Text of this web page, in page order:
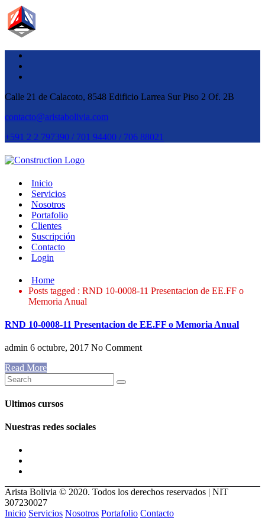
Calle 21 de Calacoto, 8548 Edificio Larrea Sur Piso 2 Of. 2B
contacto@aristabolivia.com
+591 2 2 797390 / 701 94400 / 706 88021
Inicio
Servicios
Nosotros
Portafolio
Clientes
Suscripción
Contacto
Login
Home
Posts tagged : RND 10-0008-11 Presentacion de EE.FF o
Memoria Anual
RND 10-0008-11 Presentacion de EE.FF o Memoria Anual
admin 6 octubre, 2017 No Comment
Read More
Ultimos cursos
Nuestras redes sociales
Arista Bolivia © 2020. Todos los derechos reservados | NIT
307230027
Inicio Servicios Nosotros Portafolio Contacto